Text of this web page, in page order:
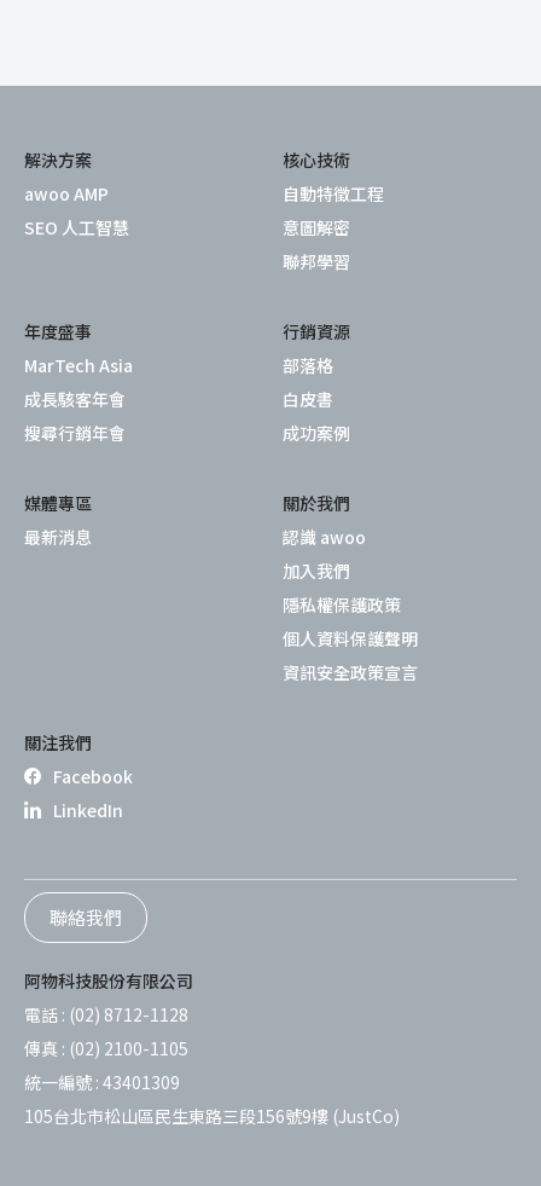
解決方案
awoo AMP
SEO 人工智慧
核心技術
自動特徵工程
意圖解密
聯邦學習
年度盛事
MarTech Asia
成長駭客年會
搜尋行銷年會
行銷資源
部落格
白皮書
成功案例
媒體專區
最新消息
關於我們
認識 awoo
加入我們
隱私權保護政策
個人資料保護聲明
資訊安全政策宣言
關注我們
Facebook
LinkedIn
聯絡我們
阿物科技股份有限公司
電話 : (02) 8712-1128
傳真 : (02) 2100-1105
統一編號 : 43401309
105台北市松山區民生東路三段156號9樓 (JustCo)